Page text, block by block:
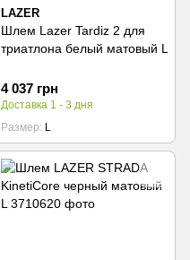
LAZER
Шлем Lazer Tardiz 2 для
триатлона белый матовый L
4 037 грн
Доставка 1 - 3 дня
Размер
L